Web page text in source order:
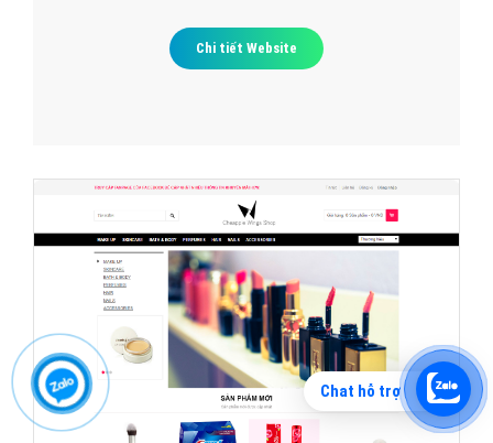
Chi tiết Website
Chat hỗ trợ